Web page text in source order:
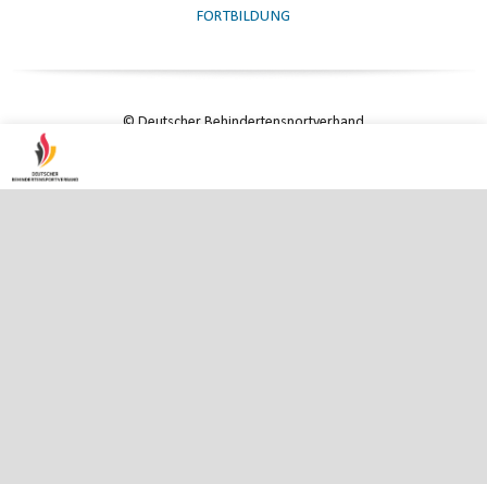
FORTBILDUNG
© Deutscher Behindertensportverband